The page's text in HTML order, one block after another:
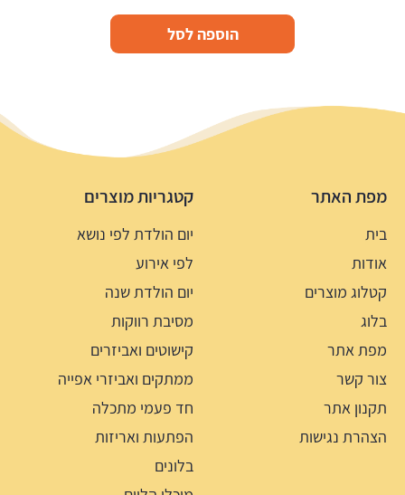
הוספה לסל
מפת האתר
בית
אודות
קטלוג מוצרים
בלוג
מפת אתר
צור קשר
תקנון אתר
הצהרת נגישות
קטגריות מוצרים
יום הולדת לפי נושא
לפי אירוע
יום הולדת שנה
מסיבת רווקות
קישוטים ואביזרים
ממתקים ואביזרי אפייה
חד פעמי מתכלה
הפתעות ואריזות
בלונים